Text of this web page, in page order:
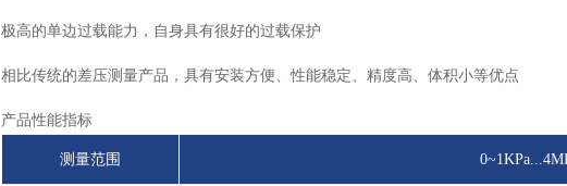
极高的单边过载能力，自身具有很好的过载保护
相比传统的差压测量产品，具有安装方便、性能稳定、精度高、体积小等优点
产品性能指标
测量范围